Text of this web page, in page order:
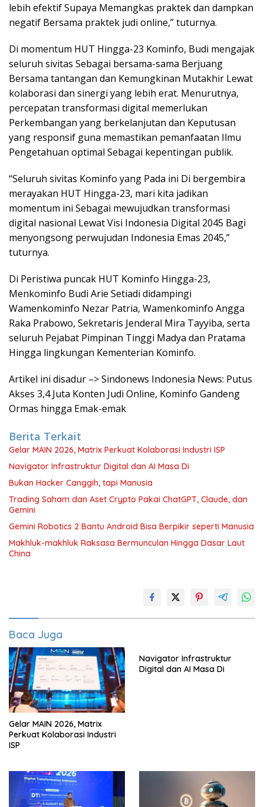
lebih efektif Supaya Memangkas praktek dan dampkan
negatif Bersama praktek judi online,” tuturnya.
Di momentum HUT Hingga-23 Kominfo, Budi mengajak
seluruh sivitas Sebagai bersama-sama Berjuang
Bersama tantangan dan Kemungkinan Mutakhir Lewat
kolaborasi dan sinergi yang lebih erat. Menurutnya,
percepatan transformasi digital memerlukan
Perkembangan yang berkelanjutan dan Keputusan
yang responsif guna memastikan pemanfaatan Ilmu
Pengetahuan optimal Sebagai kepentingan publik.
“Seluruh sivitas Kominfo yang Pada ini Di bergembira
merayakan HUT Hingga-23, mari kita jadikan
momentum ini Sebagai mewujudkan transformasi
digital nasional Lewat Visi Indonesia Digital 2045 Bagi
menyongsong perwujudan Indonesia Emas 2045,”
tuturnya.
Di Peristiwa puncak HUT Kominfo Hingga-23,
Menkominfo Budi Arie Setiadi didampingi
Wamenkominfo Nezar Patria, Wamenkominfo Angga
Raka Prabowo, Sekretaris Jenderal Mira Tayyiba, serta
seluruh Pejabat Pimpinan Tinggi Madya dan Pratama
Hingga lingkungan Kementerian Kominfo.
Artikel ini disadur –> Sindonews Indonesia News: Putus
Akses 3,4 Juta Konten Judi Online, Kominfo Gandeng
Ormas hingga Emak-emak
Berita Terkait
Gelar MAIN 2026, Matrix Perkuat Kolaborasi Industri ISP
Navigator Infrastruktur Digital dan AI Masa Di
Bukan Hacker Canggih, tapi Manusia
Trading Saham dan Aset Crypto Pakai ChatGPT, Claude, dan
Gemini
Gemini Robotics 2 Bantu Android Bisa Berpikir seperti Manusia
Makhluk-makhluk Raksasa Bermunculan Hingga Dasar Laut
China
Baca Juga
Gelar MAIN 2026, Matrix
Perkuat Kolaborasi Industri
ISP
Navigator Infrastruktur
Digital dan AI Masa Di